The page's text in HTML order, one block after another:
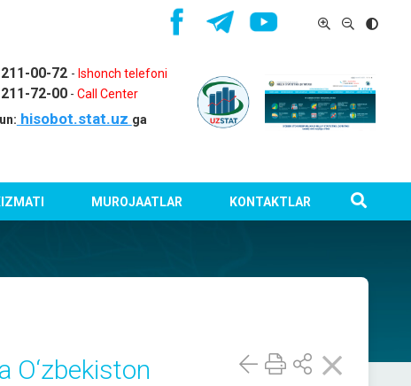
00-72 - Ishonch telefoni
72-00- Call Center
hisobot.stat.uz ga
MUROJAATLAR KONTAKTLAR
O‘zbekiston